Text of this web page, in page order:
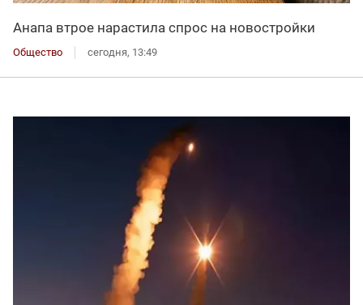
Анапа втрое нарастила спрос на новостройки
Общество сегодня, 13:49